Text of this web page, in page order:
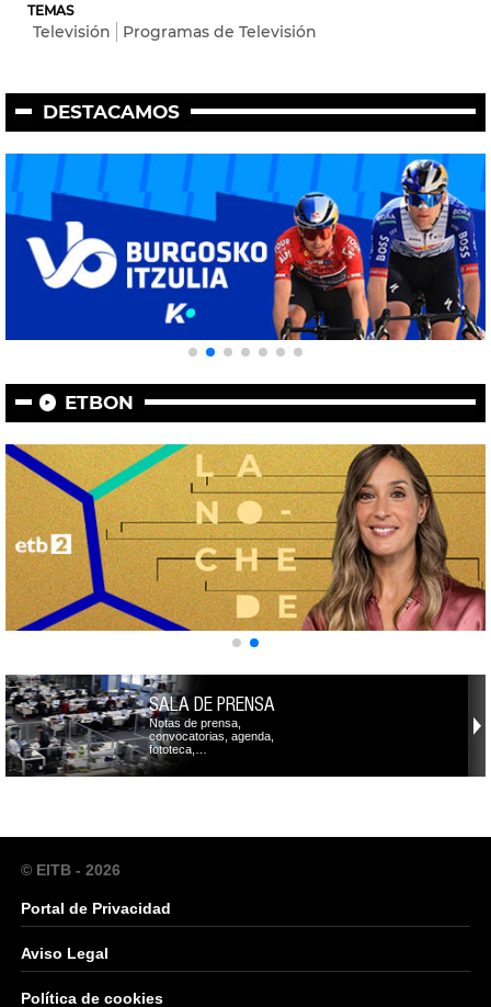
TEMAS
Televisión Programas de Televisión
DESTACAMOS
ETBON
SALA DE PRENSA
Notas de prensa,
convocatorias, agenda,
fototeca,…
© EITB - 2026
Portal de Privacidad
Aviso Legal
Política de cookies